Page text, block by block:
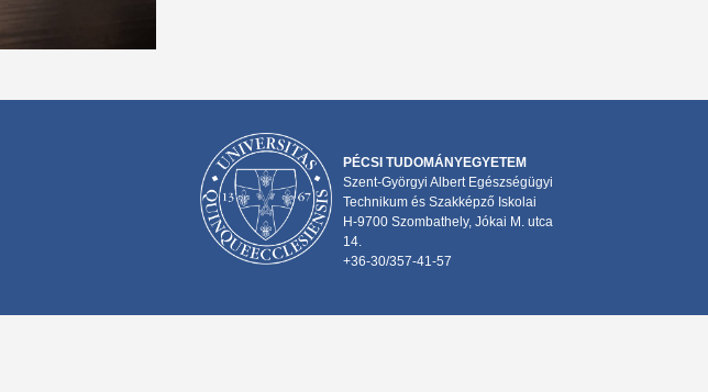
PÉCSI TUDOMÁNYEGYETEM
Szent-Györgyi Albert Egészségügyi
Technikum és Szakképző Iskolai
H-9700 Szombathely, Jókai M. utca
14.
+36-30/357-41-57